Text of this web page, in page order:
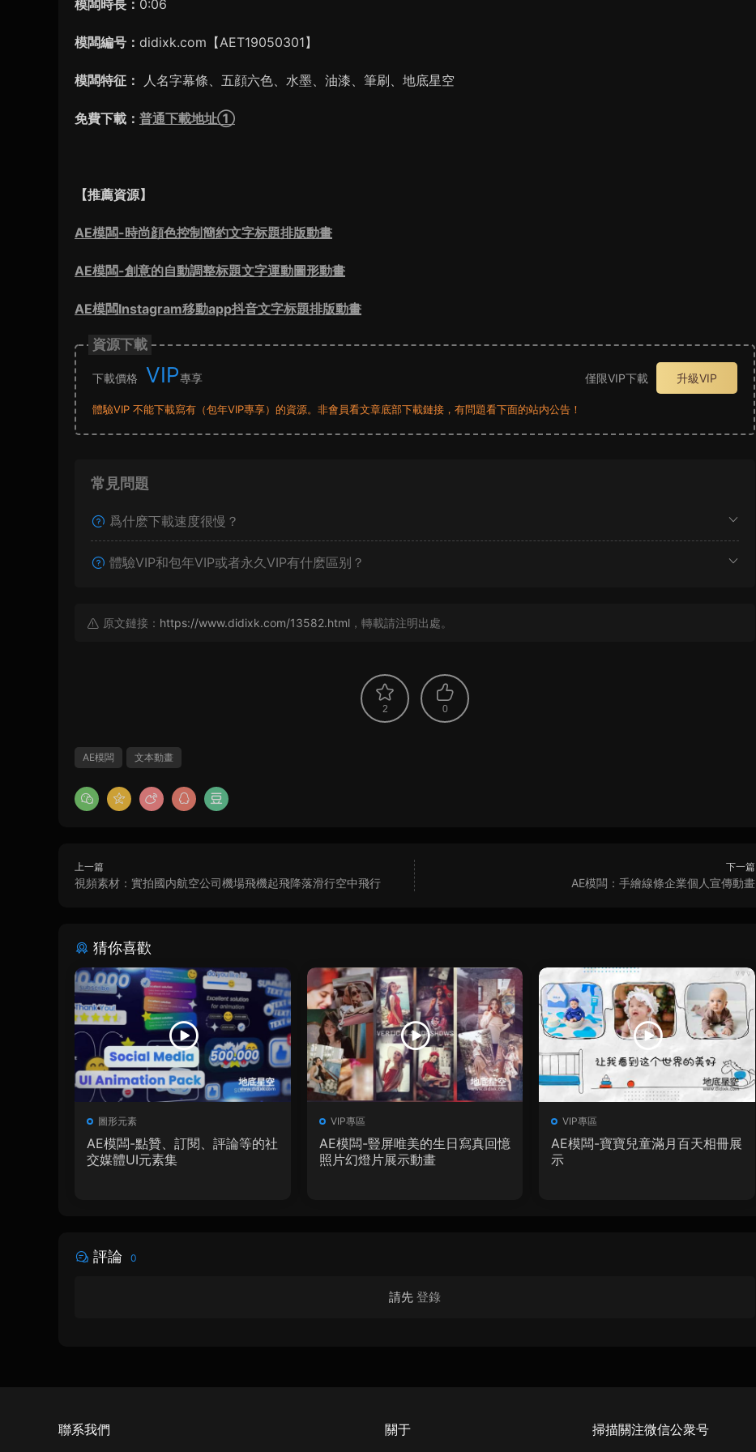
模闆時長： 0:06
模闆編号： didixk.com【AET19050301】
模闆特征： 人名字幕條、五顔六色、水墨、油漆、筆刷、地底星空
免費下載： 普通下載地址①
【推薦資源】
AE模闆-時尚顔色控制簡約文字标題排版動畫
AE模闆-創意的自動調整标題文字運動圖形動畫
AE模闆Instagram移動app抖音文字标題排版動畫
資源下載
下載價格 VIP專享 僅限VIP下載 升級VIP
體驗VIP 不能下載寫有（包年VIP專享）的資源。非會員看文章底部下載鏈接，有問題看下面的站内公告！
常見問題
爲什麽下載速度很慢？
體驗VIP和包年VIP或者永久VIP有什麽區别？
原文鏈接： https://www.didixk.com/13582.html ，轉載請注明出處。
2 0
AE模闆 文本動畫
上一篇
視頻素材：實拍國内航空公司機場飛機起飛降落滑行空中飛行
下一篇
AE模闆：手繪線條企業個人宣傳動畫
猜你喜歡
圖形元素
AE模闆-點贊、訂閱、評論等的社
交媒體UI元素集
VIP專區
AE模闆-豎屏唯美的生日寫真回憶
照片幻燈片展示動畫
VIP專區
AE模闆-寶寶兒童滿月百天相冊展
示
評論 0
請先 登錄
聯系我們 關于 掃描關注微信公衆号